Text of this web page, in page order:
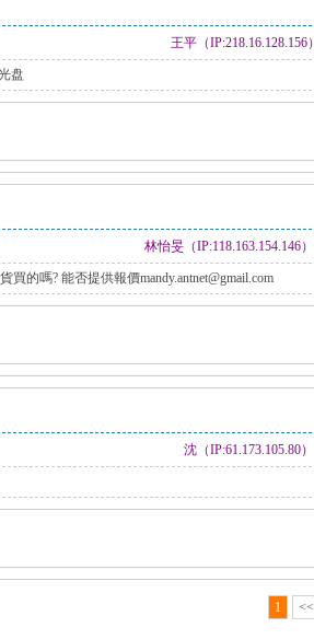
王平（IP:218.16.128.156）
盘
林怡旻（IP:118.163.154.146）
的嗎? 能否提供報價mandy.antnet@gmail.com
沈（IP:61.173.105.80）
1 <<